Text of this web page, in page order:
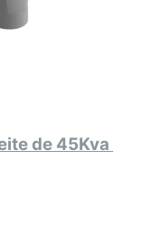
de 45Kva 